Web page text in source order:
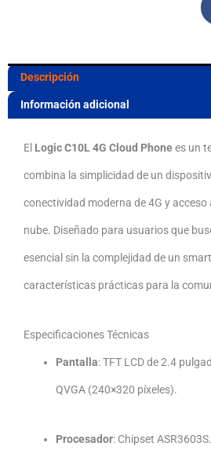
Descripción
Información adicional
El Logic C10L 4G Cloud Phonees un
combina la simplicidad de un
conectividad moderna de 4G y acceso
nube. Diseñado para usuarios que
esencial sin la complejidad de un
características prácticas para la
Especificaciones Técnicas
Pantalla:TFT LCD de 2.4
QVGA (240×320 píxeles).
Procesador: Chipset ASR3603S.